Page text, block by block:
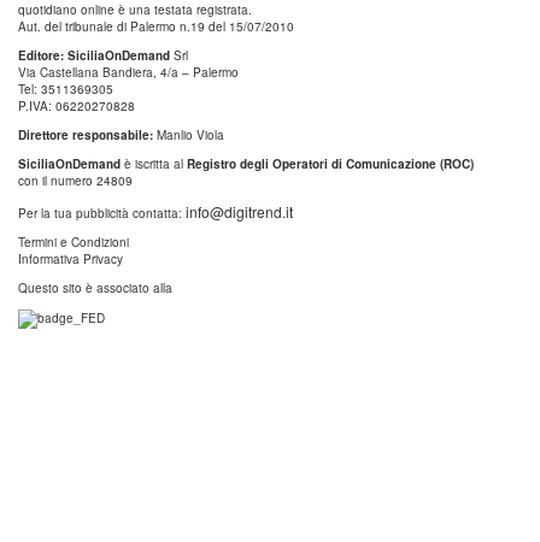
quotidiano online è una testata registrata.
Aut. del tribunale di Palermo n.19 del 15/07/2010
Editore: SiciliaOnDemand Srl
Via Castellana Bandiera, 4/a – Palermo
Tel: 3511369305
P.IVA: 06220270828
Direttore responsabile: Manlio Viola
SiciliaOnDemand è iscritta al Registro degli Operatori di Comunicazione (ROC)
con il numero 24809
Per la tua pubblicità contatta: info@digitrend.it
Termini e Condizioni
Informativa Privacy
Questo sito è associato alla